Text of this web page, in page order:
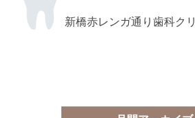
新橋赤レンガ通り歯科ク